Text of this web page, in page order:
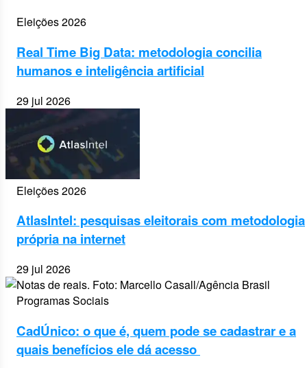
Eleições 2026
Real Time Big Data: metodologia concilia
humanos e inteligência artificial
29 jul 2026
Eleições 2026
AtlasIntel: pesquisas eleitorais com metodologia
própria na internet
29 jul 2026
Programas Sociais
CadÚnico: o que é, quem pode se cadastrar e a
quais benefícios ele dá acesso